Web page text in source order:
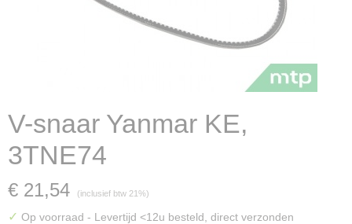
V-snaar Yanmar KE,
3TNE74
€ 21,54 (inclusief btw 21%)
✓ Op voorraad - Levertijd <12u besteld, direct verzonden